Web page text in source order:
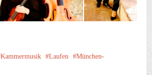
Kammermusik Laufen
München-